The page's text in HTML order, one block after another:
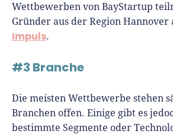
Wettbewerben von BayStartup
Gründer aus der Region Hannover
Impuls.
#3 Branche
Die meisten Wettbewerbe stehen
Branchen offen. Einige gibt es
bestimmte Segmente oder